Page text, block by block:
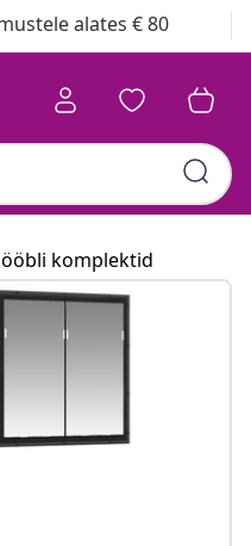
alates € 80
komplektid